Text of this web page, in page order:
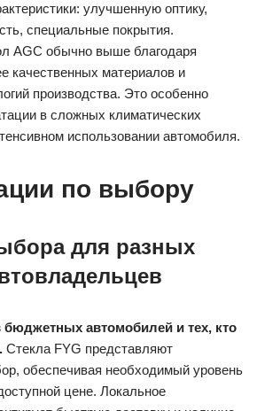
улучшенную оптику,
специальные покрытия.
AGC обычно выше благодаря
качественных материалов и
производства. Это особенно
в сложных климатических
использовании автомобиля.
по выбору
для разных
автомобилей и тех, кто
Стекла FYG представляют
обеспечивая необходимый уровень
цене. Локальное